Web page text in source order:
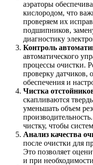
аэраторы
кислородом, что
проверяем их
подшипников,
диагностику
Контроль
автоматического
процессы очистки.
проверку датчиков,
обеспечения и
Чистка
скапливаются
уменьшать объем
чистку, чтобы
Анализ качества
после очистки для
Это позволяет
и при